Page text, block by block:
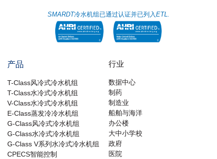
SMARDT冷水机组已通过认证并已列入 ETL.
产品
T-Class风冷式冷水机组
T-Class水冷式冷水机组
V-Class水冷式冷水机组
E-Class蒸发冷冷水机组
G-Class风冷式冷水机组
G-Class水冷式冷水机组
G-Class V系列水冷式冷水机组
CPECS智能控制
行业
数据中心
制药
制造业
船舶与海洋
办公楼
大中小学校
政府
医院